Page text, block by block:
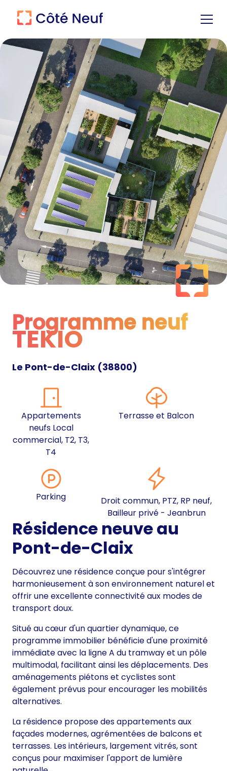
Programme neuf
Programme neuf
TEKIO
Le Pont-de-Claix (38800)
Appartements
neufs Local
commercial, T2, T3,
T4
Terrasse et Balcon
Parking
Droit commun, PTZ, RP neuf,
Bailleur privé - Jeanbrun
Résidence neuve au
Pont-de-Claix
Découvrez une résidence conçue pour s'intégrer
harmonieusement à son environnement naturel et
offrir une excellente connectivité aux modes de
transport doux.
Situé au cœur d'un quartier dynamique, ce
programme immobilier bénéficie d'une proximité
immédiate avec la ligne A du tramway et un pôle
multimodal, facilitant ainsi les déplacements. Des
aménagements piétons et cyclistes sont
également prévus pour encourager les mobilités
alternatives.
La résidence propose des appartements aux
façades modernes, agrémentées de balcons et
terrasses. Les intérieurs, largement vitrés, sont
conçus pour maximiser l'apport de lumière